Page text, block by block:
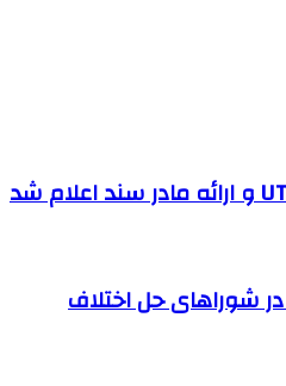
حل اختلاف